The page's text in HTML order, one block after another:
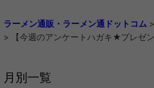
ラーメン通販・ラーメン通ドットコム >
>
【今週のアンケートハガキ★プレゼ
月別一覧